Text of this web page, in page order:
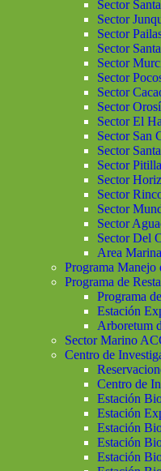
Sector
Sector
Sector
Sector
Sector
Sector
Sector
Sector Orosí
Sector El
Sector San
Sector
Sector Pitilla
Sector
Sector
Sector
Sector
Sector Del
Area
Programa Manejo
Programa de
Programa
Estación
Arboretum
Sector Marino
Centro de
Centro de
Estación
Estación
Estación
Estación
Estación